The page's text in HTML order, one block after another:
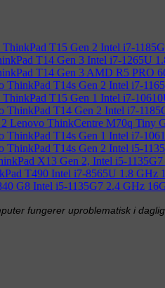
ThinkPad T15 Gen 2 Intel i7-
T14 Gen 3 Intel i7-1265U
T14 Gen 3 AMD R5 PRO
ThinkPad T14s Gen 2 Intel i7-
ThinkPad T15 Gen 1 Intel i7-
ThinkPad T14 Gen 2 Intel i7-
Lenovo ThinkCentre M70q Tiny
ThinkPad T14s Gen 1 Intel i7-
ThinkPad T14s Gen 2 Intel i5-
X13 Gen 2, Intel i5-
T490 Intel i7-8565U 1.8 GHz
G8 Intel i5-1135G7 2.4 GHz
fungerer uproblematisk i